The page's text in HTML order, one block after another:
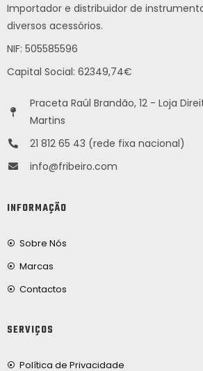
Importador e distribuidor de
diversos acessórios.
NIF: 505585596
Capital Social: 62349,74€
Praceta Raúl Brandão, 12 - Loja
Martins
21 812 65 43 (rede fixa nacional)
info@fribeiro.com
INFORMAÇÃO
Sobre Nós
Marcas
Contactos
SERVIÇOS
Política de Privacidade